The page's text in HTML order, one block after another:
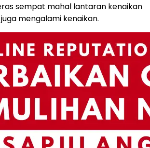
sempat mahal lantaran kenaikan
mengalami kenaikan.